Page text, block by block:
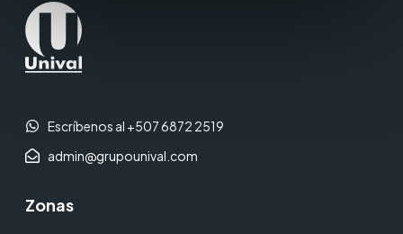
Escríbenos al +507 6872 2519
admin@grupounival.com
Zonas